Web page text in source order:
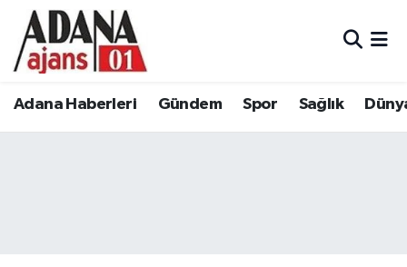
Adana Haberleri Gündem Spor Sağlık
Adana Haberleri
Adana Nöbetçi Eczaneler